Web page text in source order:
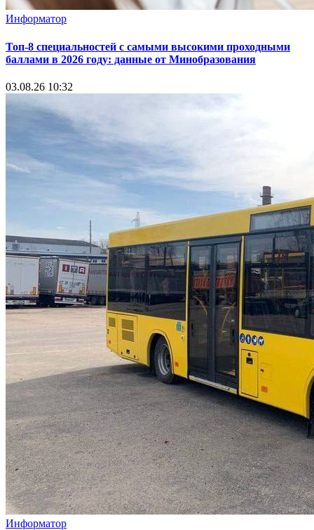
Информатор
Топ-8 специальностей с самыми высокими проходными
баллами в 2026 году: данные от Минобразования
03.08.26 10:32
Информатор